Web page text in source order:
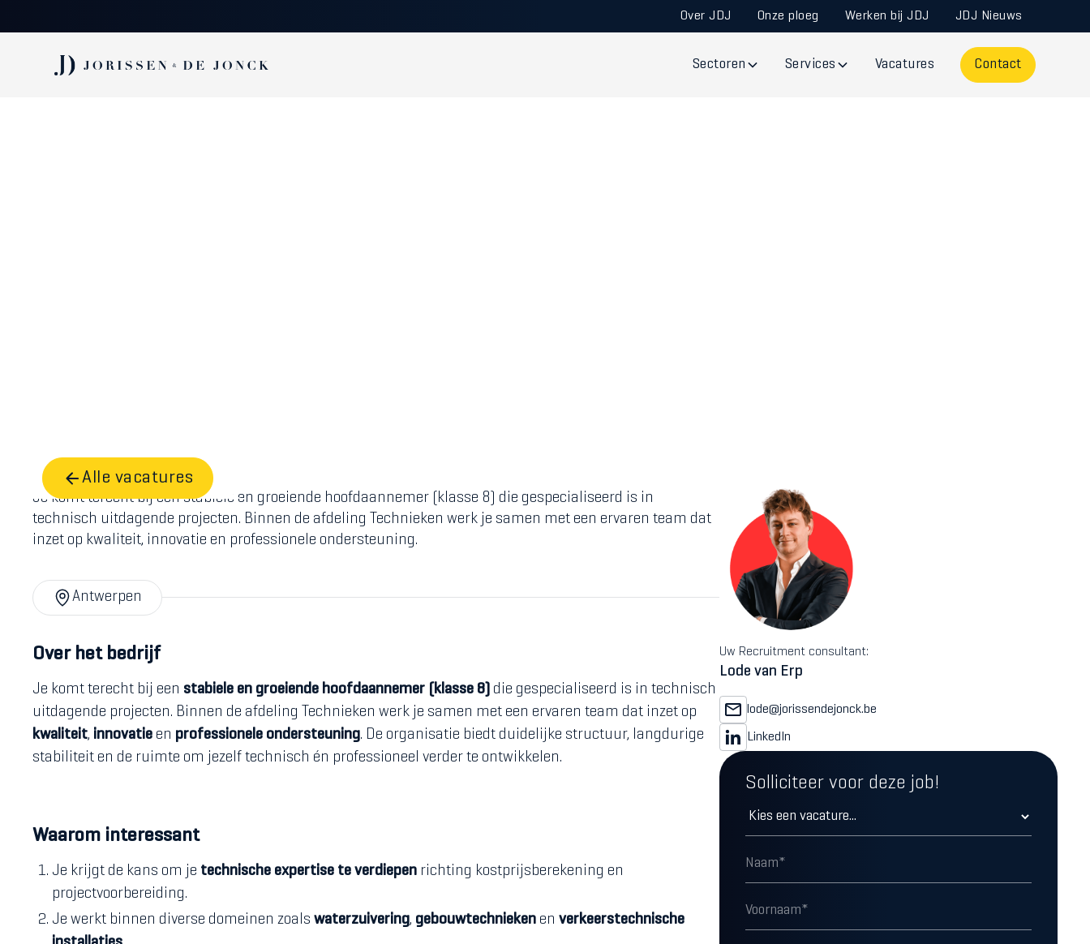
Over JDJ Onze ploeg Werken bij JDJ JDJ Nieuws
Sectoren Services Vacatures Contact
Alle vacatures
Je komt terecht bij een stabiele en groeiende hoofdaannemer (klasse 8) die gespecialiseerd is in
technisch uitdagende projecten. Binnen de afdeling Technieken werk je samen met een ervaren team dat
inzet op kwaliteit, innovatie en professionele ondersteuning.
Antwerpen
Over het bedrijf
Je komt terecht bij een stabiele en groeiende hoofdaannemer (klasse 8)
die gespecialiseerd is in technisch
uitdagende projecten. Binnen de afdeling Technieken werk je samen met een ervaren team dat inzet op
kwaliteit, innovatie en professionele ondersteuning. De organisatie biedt duidelijke structuur, langdurige
stabiliteit en de ruimte om jezelf technisch én professioneel verder te ontwikkelen.
Waarom interessant
Je krijgt de kans om je technische expertise te verdiepen richting kostprijsberekening en
projectvoorbereiding.
Je werkt binnen diverse domeinen zoals waterzuivering, gebouwtechnieken en verkeerstechnische
Uw Recruitment consultant:
Lode van Erp
lode@jorissendejonck.be
LinkedIn
Solliciteer voor deze job!